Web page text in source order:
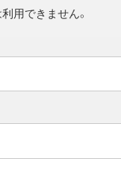
用できません。